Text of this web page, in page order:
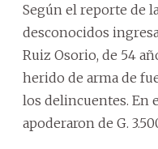
Según el reporte de
desconocidos
Ruiz Osorio, de 54
herido de arma de
los delincuentes. En
apoderaron de G.